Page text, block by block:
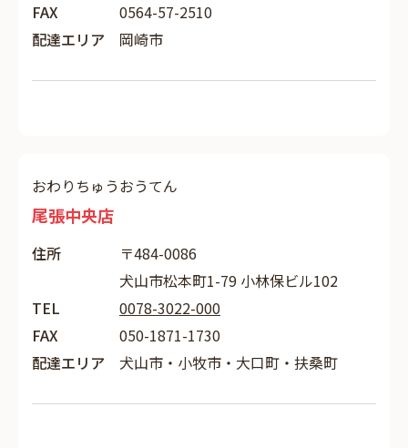
FAX
0564-57-2510
配達エリア
岡崎市
おわりちゅうおうてん
尾張中央店
住所
〒484-0086
犬山市松本町1-79 小林保ビル102
TEL
0078-3022-000
FAX
050-1871-1730
配達エリア
犬山市・小牧市・大口町・扶桑町